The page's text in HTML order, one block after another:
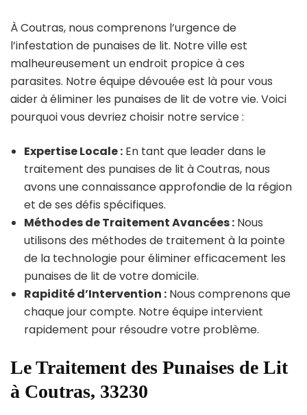
À Coutras, nous comprenons l’urgence de
l’infestation de punaises de lit. Notre ville est
malheureusement un endroit propice à ces
parasites. Notre équipe dévouée est là pour vous
aider à éliminer les punaises de lit de votre vie. Voici
pourquoi vous devriez choisir notre service :
Expertise Locale : En tant que leader dans le
traitement des punaises de lit à Coutras, nous
avons une connaissance approfondie de la région
et de ses défis spécifiques.
Méthodes de Traitement Avancées : Nous
utilisons des méthodes de traitement à la pointe
de la technologie pour éliminer efficacement les
punaises de lit de votre domicile.
Rapidité d’Intervention : Nous comprenons que
chaque jour compte. Notre équipe intervient
rapidement pour résoudre votre problème.
Le Traitement des Punaises de Lit
à Coutras, 33230